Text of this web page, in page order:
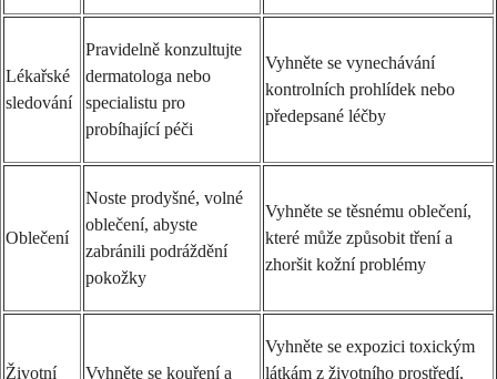
Lékařské
sledování
Pravidelně konzultujte
dermatologa nebo
specialistu pro
probíhající péči
Vyhněte se vynechávání
kontrolních prohlídek nebo
předepsané léčby
Oblečení
Noste prodyšné, volné
oblečení, abyste
zabránili podráždění
pokožky
Vyhněte se těsnému oblečení,
které může způsobit tření a
zhoršit kožní problémy
Životní
Vyhněte se kouření a
Vyhněte se expozici toxickým
látkám z životního prostředí,